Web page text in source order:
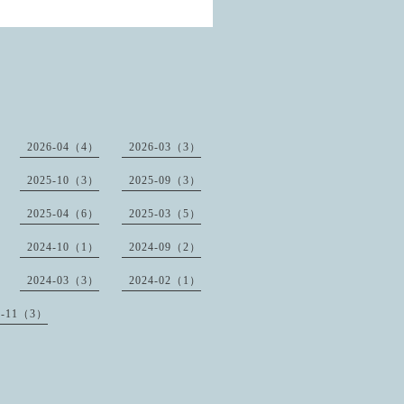
2026-04（4） 2026-03（3）
2025-10（3） 2025-09（3）
2025-04（6） 2025-03（5）
2024-10（1） 2024-09（2）
2024-03（3） 2024-02（1）
11（3）